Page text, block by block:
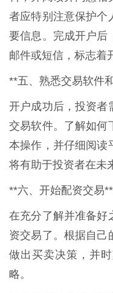
者应特别注意保护个
要信息。完成开户后
邮件或短信，标志着
**五、熟悉交易软件
开户成功后，投资者
交易软件。了解如何
本操作，并仔细阅读
将有助于投资者在未
**六、开始配资交易**
在充分了解并准备好
资交易了。根据自己
做出买卖决策，并
略。